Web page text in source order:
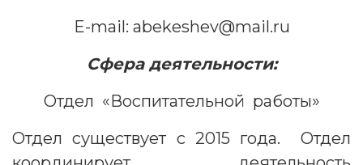
E-mail: abekeshev@mail.ru
Сфера деятельности:
Отдел «Воспитательной работы»
Отдел существует с 2015 года. Отдел